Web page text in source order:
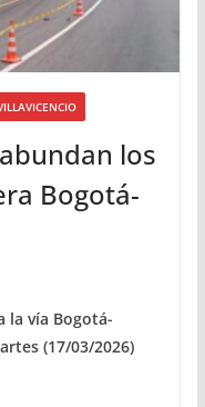
los
Bogotá-
la vía Bogotá-
(17/03/2026)